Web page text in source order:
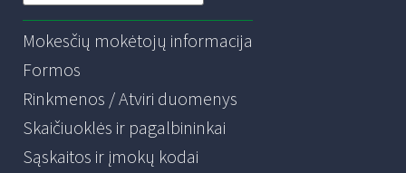
Mokesčių mokėtojų informacija
Formos
Rinkmenos / Atviri duomenys
Skaičiuoklės ir pagalbininkai
Sąskaitos ir įmokų kodai